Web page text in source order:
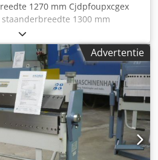
1270 mm Cjdpfoupxcgex
1300 mm
max. 135 ° Totaal
Machinegewicht ca. 0,4
1,6 x 0,9 x 1,2 m
25, 35, 40, 50, 75,
Advertentie